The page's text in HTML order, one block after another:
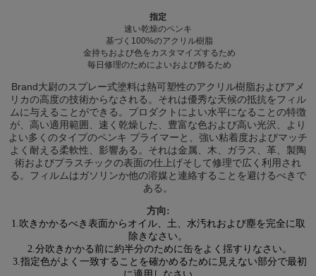
指定
速い乾燥のペンキ
基づく100%のアクリル樹脂
金持ちおよび色をカスタマイズするため
毎日修理のためによいおよび飾るため
Brand大尉のスプレー式塗料は熱可塑性のアクリル樹脂およびアメ
リカの高度の技術からなされる。それは優秀な天候の抵抗をフィル
ムに与えることができる。プロダクトによい水平になることの特徴
が、高い適用範囲、速く乾燥した、豊富な色および高い光沢、より
よい多くのタイプのペンキ プライマーと、強い粘着度およびマッチ
よく耐える柔軟性、影響ある。それは金属、木、ガラス、革、製陶
術およびプラスチックの表面の仕上げそして修理で広く利用され
る。フィルムはガソリンか他の溶媒と連絡することを避けるべきで
ある。
方向:
1.吹きかかるべき表面からオイル、土、水汚れおよび塵を完全に取
除きなさい。
2.分吹きかかる前に約半分のために缶をよく揺すりなさい。
3.指定色がよく一致することを確かめるために見えない部分で最初